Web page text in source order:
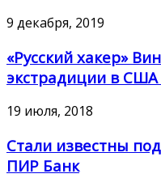
9 декабря, 2019
«Русский хакер»
экстрадиции в
19 июля, 2018
Стали известны
ПИР Банк